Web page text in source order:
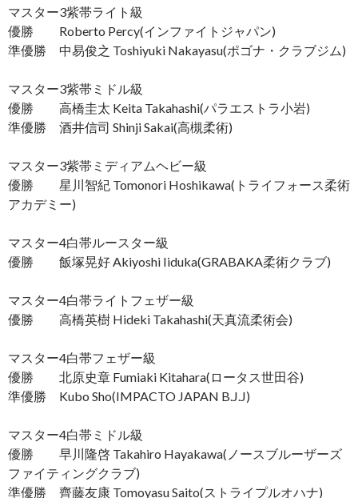
マスター3紫帯ライト級
優勝 Roberto Percy(インファイトジャパン)
準優勝 中易俊之 Toshiyuki Nakayasu(ポゴナ・クラブジム)
マスター3紫帯ミドル級
優勝 高橋圭太 Keita Takahashi(パラエストラ小岩)
準優勝 酒井信司 Shinji Sakai(高槻柔術)
マスター3紫帯ミディアムヘビー級
優勝 星川智紀 Tomonori Hoshikawa(トライフォース柔術
アカデミー)
マスター4白帯ルースター級
優勝 飯塚晃好 Akiyoshi Iiduka(GRABAKA柔術クラブ)
マスター4白帯ライトフェザー級
優勝 高橋英樹 Hideki Takahashi(天真流柔術会)
マスター4白帯フェザー級
優勝 北原史章 Fumiaki Kitahara(ロータス世田谷)
準優勝 Kubo Sho(IMPACTO JAPAN B.J.J)
マスター4白帯ミドル級
優勝 早川隆啓 Takahiro Hayakawa(ノースブルーザーズ
ファイティングクラブ)
準優勝 齊藤友康 Tomoyasu Saito(ストライプルオハナ)